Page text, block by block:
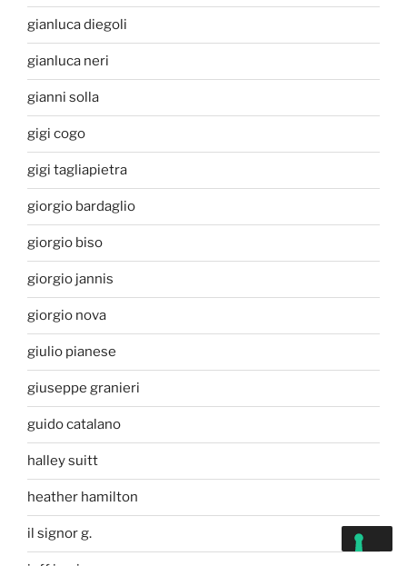
gianluca diegoli
gianluca neri
gianni solla
gigi cogo
gigi tagliapietra
giorgio bardaglio
giorgio biso
giorgio jannis
giorgio nova
giulio pianese
giuseppe granieri
guido catalano
halley suitt
heather hamilton
il signor g.